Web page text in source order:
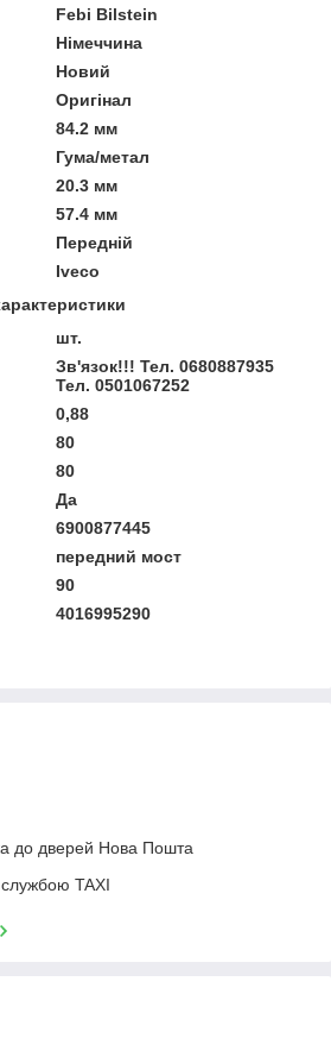
Febi Bilstein
Німеччина
Новий
Оригінал
84.2 мм
Гума/метал
20.3 мм
57.4 мм
Передній
Iveco
шт.
Зв'язок!!! Тел. 0680887935
Тел. 0501067252
0,88
80
80
Да
6900877445
передний мост
90
4016995290
до дверей Нова Пошта
TAXI